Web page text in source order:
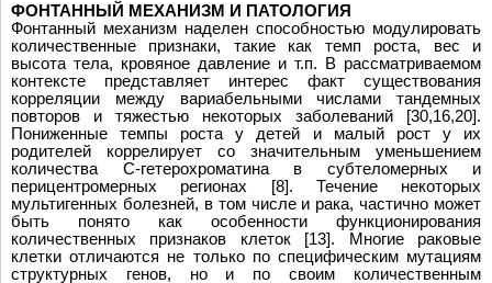
ФОНТАННЫЙ МЕХАНИЗМ И ПАТОЛОГИЯ
Фонтанный механизм наделен способностью модулировать
количественные признаки, такие как темп роста, вес и
высота тела, кровяное давление и т.п. В рассматриваемом
контексте представляет интерес факт существования
корреляции между вариабельными числами тандемных
повторов и тяжестью некоторых заболеваний [30,16,20].
Пониженные темпы роста у детей и малый рост у их
родителей коррелирует со значительным уменьшением
количества C-гетерохроматина в субтеломерных и
перицентромерных регионах [8]. Течение некоторых
мультигенных болезней, в том числе и рака, частично может
быть понято как особенности функционирования
количественных признаков клеток [13]. Многие раковые
клетки отличаются не только по специфическим мутациям
структурных генов, но и по своим количественным